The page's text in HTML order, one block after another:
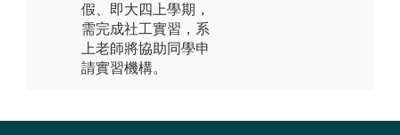
假、即大四上學期，
需完成社工實習，系
上老師將協助同學申
請實習機構。